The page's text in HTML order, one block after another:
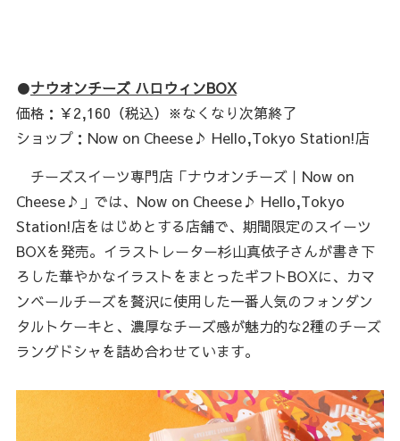
●ナウオンチーズ ハロウィンBOX
価格：￥2,160（税込）※なくなり次第終了
ショップ：Now on Cheese♪ Hello,Tokyo Station!店
チーズスイーツ専門店「ナウオンチーズ｜Now on
Cheese♪」では、Now on Cheese♪ Hello,Tokyo
Station!店をはじめとする店舗で、期間限定のスイーツ
BOXを発売。イラストレーター杉山真依子さんが書き下
ろした華やかなイラストをまとったギフトBOXに、カマ
ンベールチーズを贅沢に使用した一番人気のフォンダン
タルトケーキと、濃厚なチーズ感が魅力的な2種のチーズ
ラングドシャを詰め合わせています。